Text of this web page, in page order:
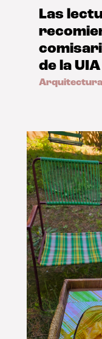
Las
de la
Arquitectura